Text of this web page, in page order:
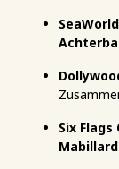
Six Flags